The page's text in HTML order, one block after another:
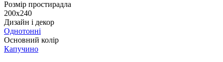
Розмір простирадла
200x240
Дизайн і декор
Однотонні
Основний колір
Капучино